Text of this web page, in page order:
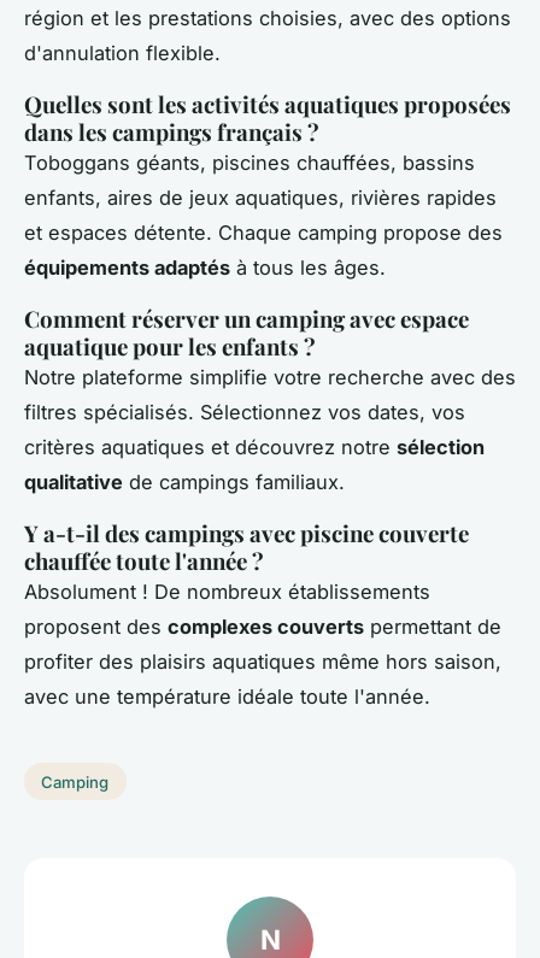
région et les prestations choisies, avec des options
d'annulation flexible.
Quelles sont les activités aquatiques proposées
dans les campings français ?
Toboggans géants, piscines chauffées, bassins
enfants, aires de jeux aquatiques, rivières rapides
et espaces détente. Chaque camping propose des
équipements adaptés à tous les âges.
Comment réserver un camping avec espace
aquatique pour les enfants ?
Notre plateforme simplifie votre recherche avec des
filtres spécialisés. Sélectionnez vos dates, vos
critères aquatiques et découvrez notre sélection
qualitative de campings familiaux.
Y a-t-il des campings avec piscine couverte
chauffée toute l'année ?
Absolument ! De nombreux établissements
proposent des complexes couverts permettant de
profiter des plaisirs aquatiques même hors saison,
avec une température idéale toute l'année.
Camping
N